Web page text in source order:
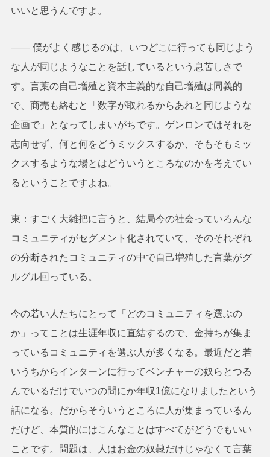
いいと思うんですよ。
―― 僕がよく感じるのは、いつどこに行っても同じよう
な人が同じようなことを話しているという息苦しさで
す。言葉の自己増殖と資本主義的な自己増殖は同義的
で、商売も絡むと「数字が取れるからあれと同じような
企画で」となってしまいがちです。ゲンロンではそれを
志向せず、何と何をどうミックスするか、そもそもミッ
クスするような場とはどういうところなのかを考えてい
るということですよね。
東：すごく大雑把に言うと、結局今の社会っていろんな
コミュニティがセグメント化されていて、そのそれぞれ
の分断されたコミュニティの中で自己増殖した言葉がグ
ルグル回っている。
今の若い人たちにとって「どのコミュニティを選ぶの
か」ってことは生涯年収に直結するので、金持ちが集ま
っているコミュニティを選ぶ人が多くなる。最近だと若
いうちからインターンに行ってベンチャーの奴らとつる
んでいるだけでいつの間にか年収1億になりましたという
話になる。だからそういうところに人が集まっているん
だけど、本質的にはこんなことはすべてがどうでもいい
ことです。問題は、人はお金の奴隷だけじゃなくて言葉